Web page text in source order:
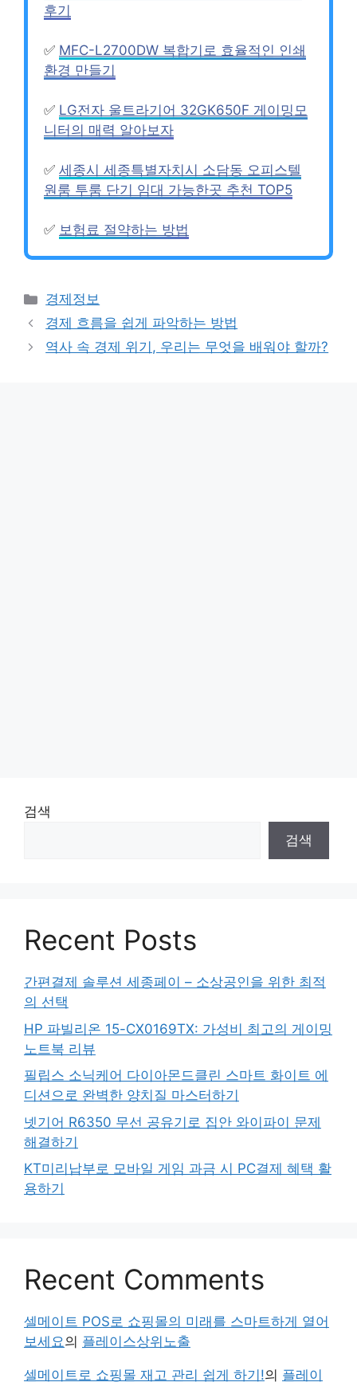
후기
✅ MFC-L2700DW 복합기로 효율적인 인쇄
환경 만들기
✅ LG전자 울트라기어 32GK650F 게이밍모
니터의 매력 알아보자
✅ 세종시 세종특별자치시 소담동 오피스텔
원룸 투룸 단기 임대 가능한곳 추천 TOP5
✅ 보험료 절약하는 방법
Categories
경제정보
경제 흐름을 쉽게 파악하는 방법
역사 속 경제 위기, 우리는 무엇을 배워야 할까?
검색
검색
Recent Posts
간편결제 솔루션 세종페이 – 소상공인을 위한 최적
의 선택
HP 파빌리온 15-CX0169TX: 가성비 최고의 게이밍
노트북 리뷰
필립스 소닉케어 다이아몬드클린 스마트 화이트 에
디션으로 완벽한 양치질 마스터하기
넷기어 R6350 무선 공유기로 집안 와이파이 문제
해결하기
KT미리납부로 모바일 게임 과금 시 PC결제 혜택 활
용하기
Recent Comments
셀메이트 POS로 쇼핑몰의 미래를 스마트하게 열어
보세요의 플레이스상위노출
셀메이트로 쇼핑몰 재고 관리 쉽게 하기!의 플레이